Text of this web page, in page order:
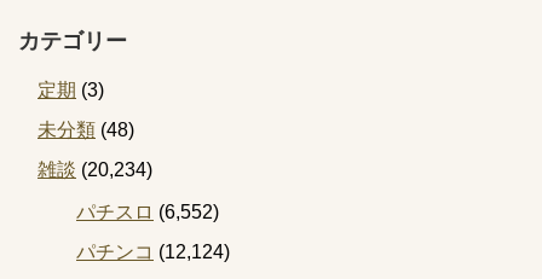
カテゴリー
定期 (3)
未分類 (48)
雑談 (20,234)
パチスロ (6,552)
パチンコ (12,124)